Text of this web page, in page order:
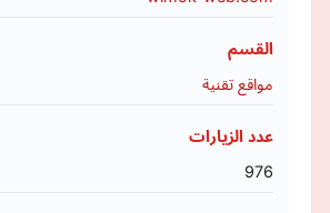
القسم
مواقع تقنية
عدد الزيارات
976